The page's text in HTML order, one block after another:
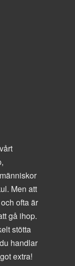
Men att
ofta är
gå ihop.
stötta
handlar
extra!